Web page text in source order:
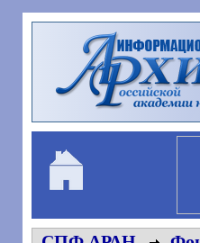
Перейти к основному